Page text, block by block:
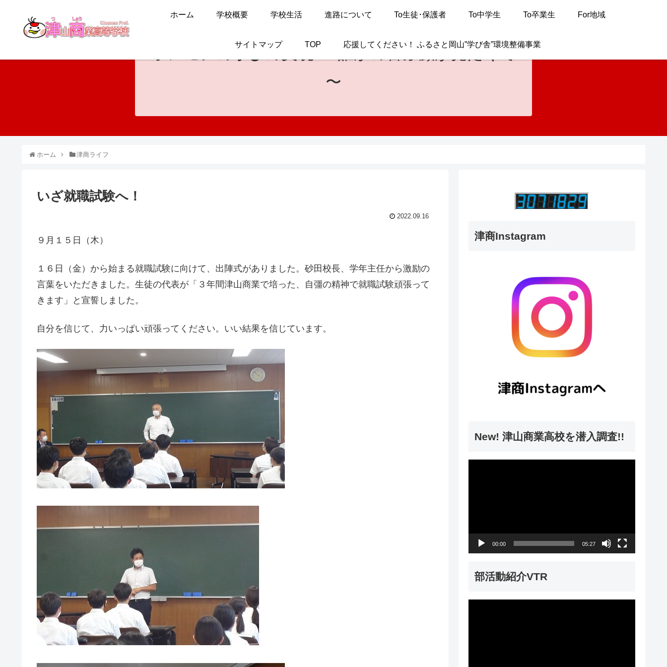
ホーム 学校概要 学校生活 進路について To生徒･保護者 To中学生 To卒業生 For地域
サイトマップ TOP 応援してください！ ふるさと岡山”学び舎”環境整備事業
ホンモノの学びの実現
〜 誰かの喜ぶ顔が見たくて
〜
ホーム 津商ライフ
いざ就職試験へ！
2022.09.16
９月１５日（木）
１６日（金）から始まる就職試験に向けて、出陣式がありました。砂田校長、学年主任から激励の
言葉をいただきました。生徒の代表が「３年間津山商業で培った、自彊の精神で就職試験頑張って
きます」と宣誓しました。
自分を信じて、力いっぱい頑張ってください。いい結果を信じています。
津商Instagram
New! 津山商業高校を潜入調査!!
00:00 05:27
部活動紹介VTR